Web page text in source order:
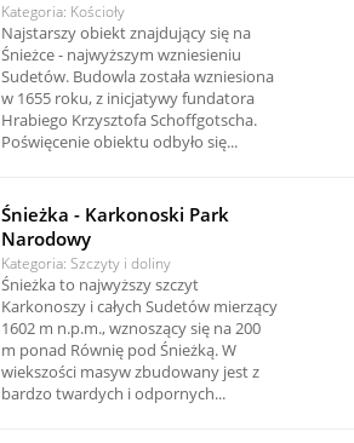
Kategoria: Kościoły
Najstarszy obiekt znajdujący się na
Śnieżce - najwyższym wzniesieniu
Sudetów. Budowla została wzniesiona
w 1655 roku, z inicjatywy fundatora
Hrabiego Krzysztofa Schoffgotscha.
Poświęcenie obiektu odbyło się...
Śnieżka - Karkonoski Park
Narodowy
Kategoria: Szczyty i doliny
Śnieżka to najwyższy szczyt
Karkonoszy i całych Sudetów mierzący
1602 m n.p.m., wznoszący się na 200
m ponad Równię pod Śnieżką. W
wiekszości masyw zbudowany jest z
bardzo twardych i odpornych...